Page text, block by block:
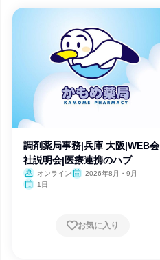
調剤薬局事務|兵庫 大阪|WEB会
社説明会|医療連携のハブ
オンライン
2026年8月・9月
1日
お気に入り